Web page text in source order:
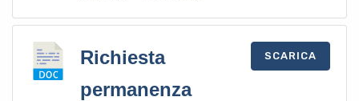
Richiesta
permanenza
SCARICA